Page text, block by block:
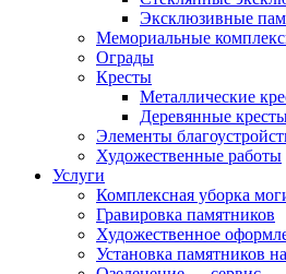
Эксклюзивные
Мемориальные
Ограды
Кресты
Металлические
Деревянные
Элементы
Художественные работы
Услуги
Комплексная уборка
Гравировка памятников
Художественное
Установка памятников